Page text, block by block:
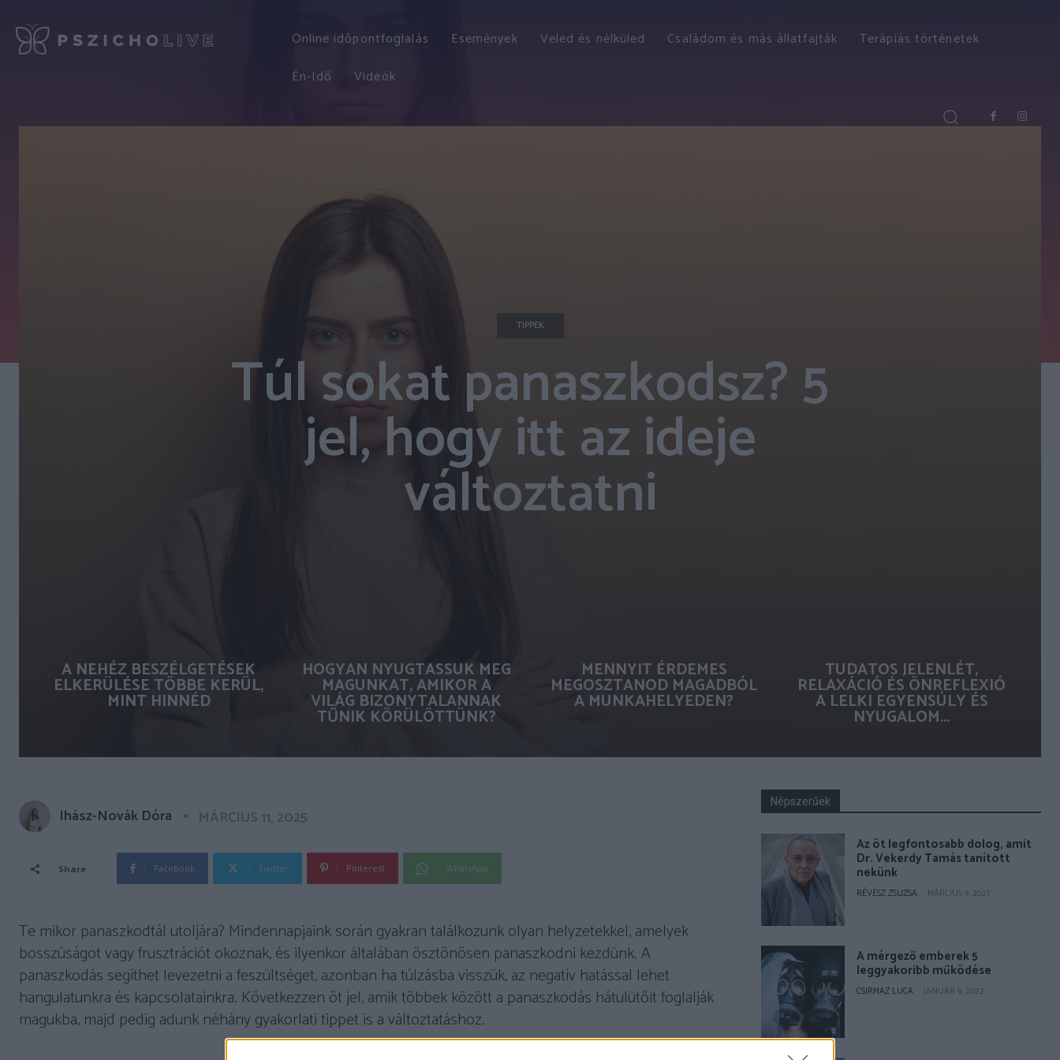
Online időpontfoglalás Események Veled és nélküled Családom és más állatfajták
Terápiás történetek
Én-Idő
Videók
TIPPEK
Túl sokat panaszkodsz? 5
jel, hogy itt az ideje
változtatni
A NEHÉZ BESZÉLGETÉSEK
ELKERÜLÉSE TÖBBE KERÜL,
MINT HINNÉD
HOGYAN NYUGTASSUK MEG
MAGUNKAT, AMIKOR A
VILÁG BIZONYTALANNAK
TŰNIK KÖRÜLÖTTÜNK?
MENNYIT ÉRDEMES
MEGOSZTANOD MAGADBÓL
A MUNKAHELYEDEN?
TUDATOS JELENLÉT,
RELAXÁCIÓ ÉS ÖNREFLEXIÓ
A LELKI EGYENSÚLY ÉS
NYUGALOM...
Ihász-Novák Dóra MÁRCIUS 11, 2025
Share Facebook Twitter Pinterest WhatsApp
Te mikor panaszkodtál utoljára? Mindennapjaink során gyakran találkozunk olyan helyzetekkel, amelyek
bosszúságot vagy frusztrációt okoznak, és ilyenkor általában ösztönösen panaszkodni kezdünk. A
panaszkodás segíthet levezetni a feszültséget, azonban ha túlzásba visszük, az negatív hatással lehet
hangulatunkra és kapcsolatainkra. Következzen öt jel, amik többek között a panaszkodás hátulütőit foglalják
magukba, majd pedig adunk néhány gyakorlati tippet is a változtatáshoz.
Népszerűek
Az öt legfontosabb dolog, amit
Dr. Vekerdy Tamás tanított
nekünk
RÉVÉSZ ZSUZSA MÁRCIUS 9, 2021
A mérgező emberek 5
leggyakoribb működése
CSIRMAZ LUCA JANUÁR 9, 2022